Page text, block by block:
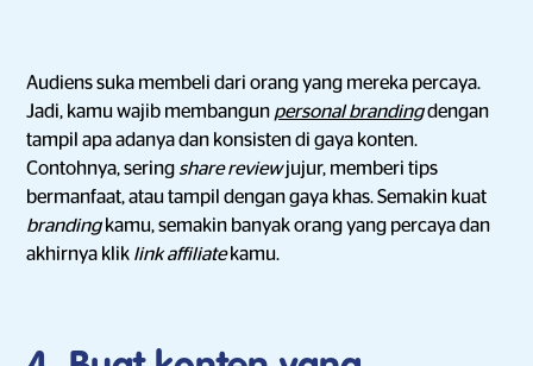
Audiens suka membeli dari orang yang mereka percaya.
Jadi, kamu wajib membangun personal brandingdengan
tampil apa adanya dan konsisten di gaya konten.
Contohnya, sering share reviewjujur, memberi tips
bermanfaat, atau tampil dengan gaya khas. Semakin kuat
branding kamu, semakin banyak orang yang percaya dan
akhirnya klik link affiliatekamu.